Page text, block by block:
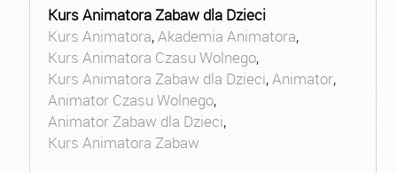
Kurs Animatora Zabaw dla Dzieci
Kurs Animatora,Akademia Animatora,
Kurs Animatora Czasu Wolnego,
Kurs Animatora Zabaw dla Dzieci,Animator,
Animator Czasu Wolnego,
Animator Zabaw dla Dzieci,
Kurs Animatora Zabaw